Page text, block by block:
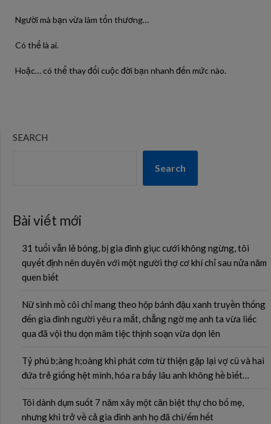
Người mà bạn vừa làm tổn thương…
Có thể là ai.
Hoặc… có thể thay đổi cuộc đời bạn nhanh đến mức nào.
SEARCH
Search
Bài viết mới
31 tuổi vẫn lẻ bóng, bị gia đình giục cưới không ngừng, tôi
quyết định nên duyên với một người thợ cơ khí chỉ sau nửa năm
quen biết
Nữ sinh mồ côi chỉ mang theo hộp bánh đậu xanh truyền thống
đến gia đình người yêu ra mắt, chẳng ngờ mẹ anh ta vừa liếc
qua đã vội thu dọn mâm tiệc thịnh soạn vừa dọn lên
Tỷ phú b;àng h;oàng khi phát cơm từ thiện gặp lại vợ cũ và hai
đứa trẻ giống hệt mình, hóa ra bấy lâu anh không hề biết…
Tôi dành dụm suốt 7 năm xây một căn biệt thự cho bố mẹ,
nhưng khi trở về cả gia đình anh họ đã chi/ếm hết